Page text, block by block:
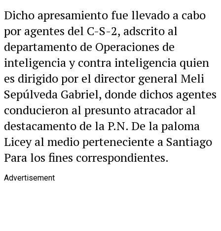
Dicho apresamiento fue llevado a cabo
por agentes del C-S-2, adscrito al
departamento de Operaciones de
inteligencia y contra inteligencia quien
es dirigido por el director general Meli
Sepúlveda Gabriel, donde dichos agentes
conducieron al presunto atracador al
destacamento de la P.N. De la paloma
Licey al medio perteneciente a Santiago
Para los fines correspondientes.
Advertisement